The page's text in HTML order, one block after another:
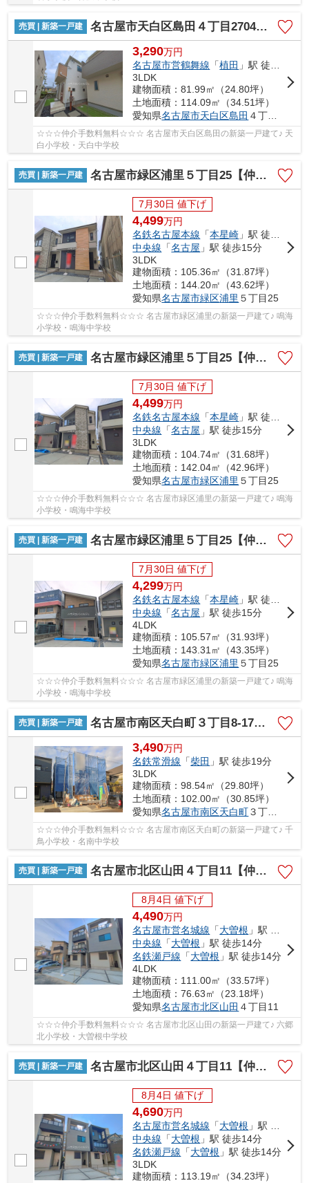
売買 | 新築一戸建 名古屋市天白区島田４丁目2704【仲介手数料無料】新築一戸建て A号棟
3,290万円
名古屋市営鶴舞線 「植田 」駅 徒歩26分
3LDK
建物面積：81.99㎡（24.80坪）
土地面積：114.09㎡（34.51坪）
愛知県名古屋市天白区島田 ４丁目2704
☆☆☆仲介手数料無料☆☆☆ 名古屋市天白区島田の新築一戸建て♪ 天
白小学校・天白中学校
売買 | 新築一戸建 名古屋市緑区浦里５丁目25【仲介手数料無料】新築一戸建て 1号棟
7月30日 値下げ
4,499万円
名鉄名古屋本線 「本星崎 」駅 徒歩10分
中央線 「名古屋 」駅 徒歩15分
3LDK
建物面積：105.36㎡（31.87坪）
土地面積：144.20㎡（43.62坪）
愛知県名古屋市緑区浦里 ５丁目25
☆☆☆仲介手数料無料☆☆☆ 名古屋市緑区浦里の新築一戸建て♪ 鳴海
小学校・鳴海中学校
売買 | 新築一戸建 名古屋市緑区浦里５丁目25【仲介手数料無料】新築一戸建て 2号棟
7月30日 値下げ
4,499万円
名鉄名古屋本線 「本星崎 」駅 徒歩10分
中央線 「名古屋 」駅 徒歩15分
3LDK
建物面積：104.74㎡（31.68坪）
土地面積：142.04㎡（42.96坪）
愛知県名古屋市緑区浦里 ５丁目25
☆☆☆仲介手数料無料☆☆☆ 名古屋市緑区浦里の新築一戸建て♪ 鳴海
小学校・鳴海中学校
売買 | 新築一戸建 名古屋市緑区浦里５丁目25【仲介手数料無料】新築一戸建て 3号棟
7月30日 値下げ
4,299万円
名鉄名古屋本線 「本星崎 」駅 徒歩10分
中央線 「名古屋 」駅 徒歩15分
4LDK
建物面積：105.57㎡（31.93坪）
土地面積：143.31㎡（43.35坪）
愛知県名古屋市緑区浦里 ５丁目25
☆☆☆仲介手数料無料☆☆☆ 名古屋市緑区浦里の新築一戸建て♪ 鳴海
小学校・鳴海中学校
売買 | 新築一戸建 名古屋市南区天白町３丁目8-17【仲介手数料無料】新築一戸建て 1号棟
3,490万円
名鉄常滑線 「柴田 」駅 徒歩19分
3LDK
建物面積：98.54㎡（29.80坪）
土地面積：102.00㎡（30.85坪）
愛知県名古屋市南区天白町３丁目8-17
☆☆☆仲介手数料無料☆☆☆ 名古屋市南区天白町の新築一戸建て♪ 千
鳥小学校・名南中学校
売買 | 新築一戸建 名古屋市北区山田４丁目11【仲介手数料無料】新築一戸建て 1号棟
8月4日 値下げ
4,490万円
名古屋市営名城線 「大曽根 」駅 徒歩14分
中央線 「大曽根 」駅 徒歩14分
名鉄瀬戸線 「大曽根 」駅 徒歩14分
4LDK
建物面積：111.00㎡（33.57坪）
土地面積：76.63㎡（23.18坪）
愛知県名古屋市北区山田 ４丁目11
☆☆☆仲介手数料無料☆☆☆ 名古屋市北区山田の新築一戸建て♪ 六郷
北小学校・大曽根中学校
売買 | 新築一戸建 名古屋市北区山田４丁目11【仲介手数料無料】新築一戸建て 2号棟
8月4日 値下げ
4,690万円
名古屋市営名城線 「大曽根 」駅 徒歩14分
中央線 「大曽根 」駅 徒歩14分
名鉄瀬戸線 「大曽根 」駅 徒歩14分
3LDK
建物面積：113.19㎡（34.23坪）